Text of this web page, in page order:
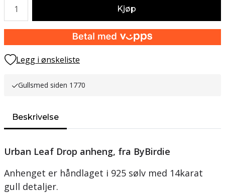
Kjøp
Legg i ønskeliste
Gullsmed siden 1770
Beskrivelse
Urban Leaf Drop anheng, fra ByBirdie
Anhenget er håndlaget i 925 sølv med 14karat
gull detaljer.